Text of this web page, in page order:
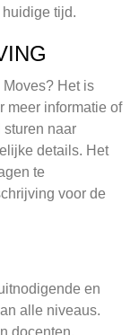
tijd.
Het is
meer informatie of
sturen naar
details. Het
te
voor de
en
alle niveaus.